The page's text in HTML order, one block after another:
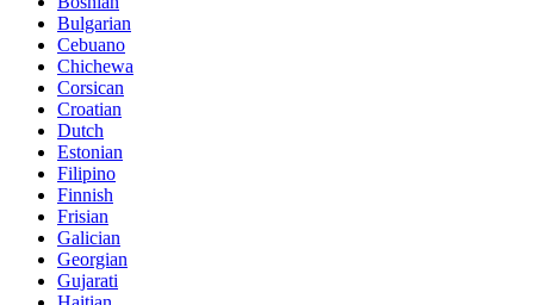
Bulgarian
Cebuano
Chichewa
Corsican
Croatian
Dutch
Estonian
Filipino
Finnish
Frisian
Galician
Georgian
Gujarati